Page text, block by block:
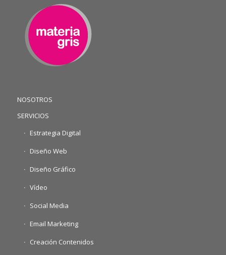
NOSOTROS
SERVICIOS
Estrategia Digital
Diseño Web
Diseño Gráfico
Vídeo
Social Media
Email Marketing
Creación Contenidos